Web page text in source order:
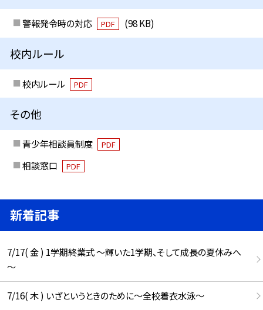
警報発令時の対応 PDF (98 KB)
校内ルール
校内ルール PDF
その他
青少年相談員制度 PDF
相談窓口 PDF
新着記事
7/17( 金 ) 1学期終業式 ～輝いた1学期、そして成長の夏休みへ
～
7/16( 木 ) いざというときのために～全校着衣水泳～